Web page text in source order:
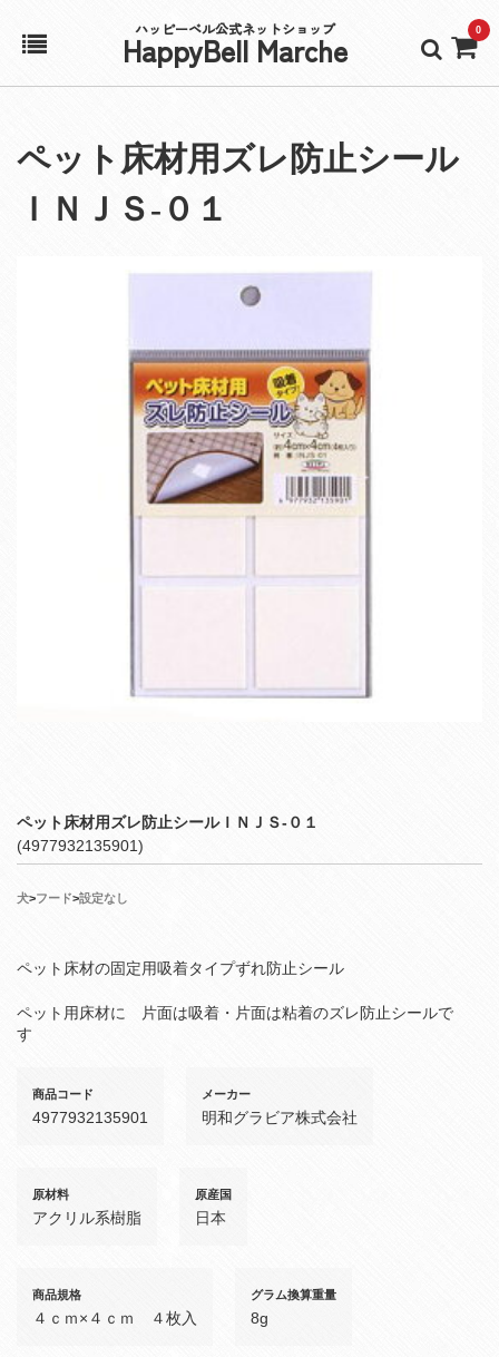
ハッピーベル公式ネットショップ
HappyBell Marche 0
アカウント
カート
ペット床材用ズレ防止シール
ＩＮＪＳ‐０１
ペット床材用ズレ防止シールＩＮＪＳ‐０１
(4977932135901)
犬>フード>設定なし
ペット床材の固定用吸着タイプずれ防止シール
ペット用床材に 片面は吸着・片面は粘着のズレ防止シールで
す
商品コード
4977932135901
メーカー
明和グラビア株式会社
原材料
アクリル系樹脂
原産国
日本
商品規格
４ｃｍ×４ｃｍ ４枚入
グラム換算重量
8g